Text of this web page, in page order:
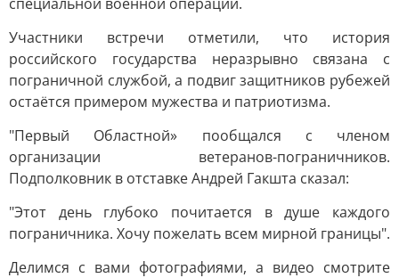
Участники встречи отметили, что история
российского государства неразрывно связана с
пограничной службой, а подвиг защитников рубежей
остаётся примером мужества и патриотизма.
"Первый Областной» пообщался с членом
организации ветеранов-пограничников.
Подполковник в отставке Андрей Гакшта сказал:
"Этот день глубоко почитается в душе каждого
пограничника. Хочу пожелать всем мирной границы".
Делимся с вами фотографиями, а видео смотрите